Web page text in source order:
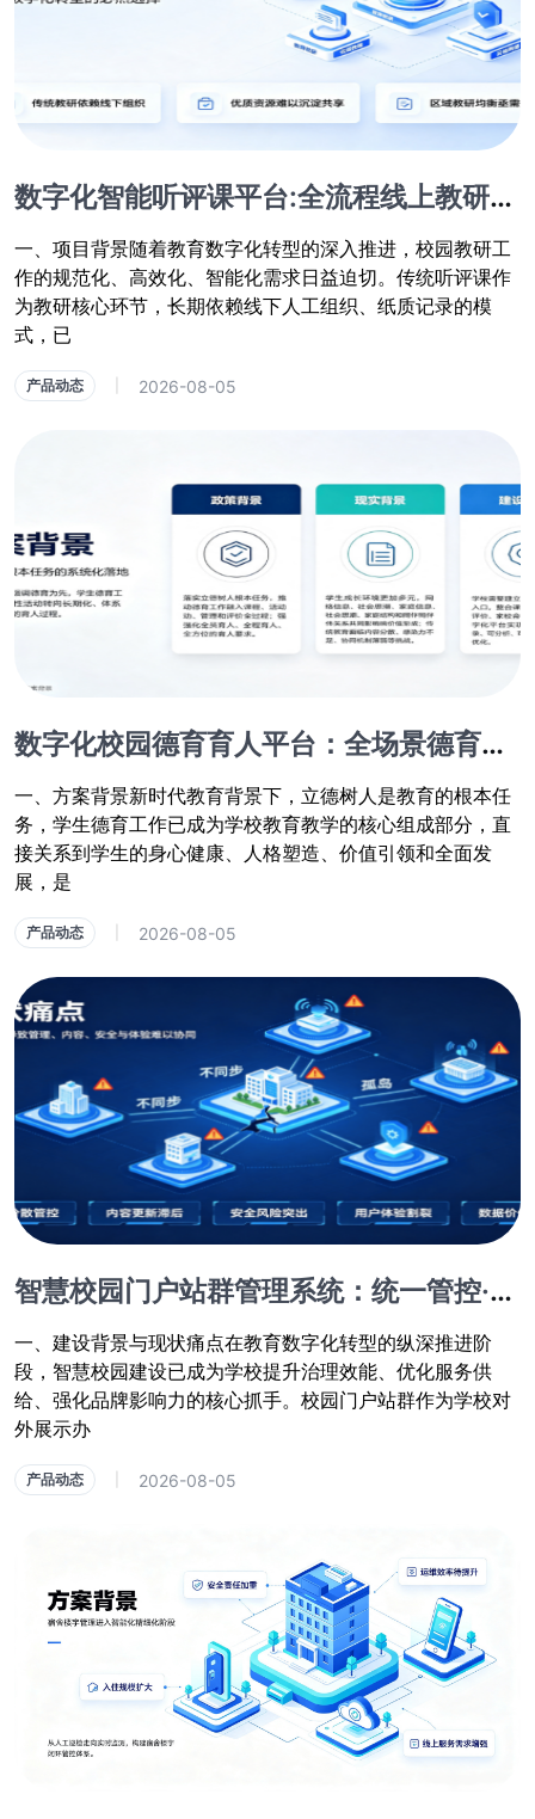
数字化智能听评课平台:全流程线上教研与教学质量提升系统
一、项目背景随着教育数字化转型的深入推进，校园教研工
作的规范化、高效化、智能化需求日益迫切。传统听评课作
为教研核心环节，长期依赖线下人工组织、纸质记录的模
式，已
产品动态 2026-08-05
数字化校园德育育人平台：全场景德育管控与学生综合素质成长系统
一、方案背景新时代教育背景下，立德树人是教育的根本任
务，学生德育工作已成为学校教育教学的核心组成部分，直
接关系到学生的身心健康、人格塑造、价值引领和全面发
展，是
产品动态 2026-08-05
智慧校园门户站群管理系统：统一管控·协同共享·安全可控·数据赋能方案
一、建设背景与现状痛点在教育数字化转型的纵深推进阶
段，智慧校园建设已成为学校提升治理效能、优化服务供
给、强化品牌影响力的核心抓手。校园门户站群作为学校对
外展示办
产品动态 2026-08-05